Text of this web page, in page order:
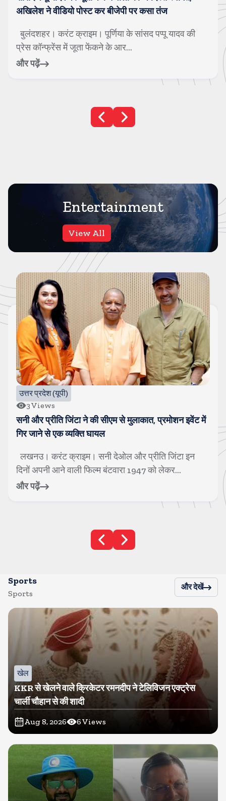
अखिलेश ने वीडियो पोस्ट कर बीजेपी पर कसा तंज
बुलंदशहर। करंट क्राइम। पूर्णिया के सांसद पप्पू यादव की
प्रेस कॉन्फ्रेंस में जूता फेंकने के आर...
और पढ़ें
Entertainment
View All
उत्तर प्रदेश (यूपी)
3Views
सनी और प्रीति जिंटा ने की सीएम से मुलाकात, प्रमोशन इवेंट में
गिर जाने से एक व्यक्ति घायल
लखनउ। करंट क्राइम। सनी देओल और प्रीति जिंटा इन
दिनों अपनी आने वाली फिल्म बंटवारा 1947 को लेकर...
और पढ़ें
Sports
Sports
और देखें
खेल
KKR से खेलने वाले क्रिकेटर रमनदीप ने टेलिविजन एक्ट्रेस
चार्ली चौहान से की शादी
Aug 8, 2026 6Views